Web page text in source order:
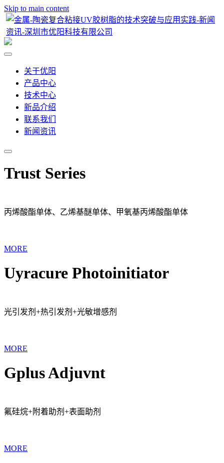
Skip to main content
关于优阳
产品中心
技术中心
新品介绍
联系我们
新闻资讯
Trust Series
丙烯酸酯单体、乙烯基醚单体、甲氧基丙烯酸酯单体
MORE
Uyracure Photoinitiator
光引发剂+热引发剂+光敏增感剂
MORE
Gplus Adjuvnt
氟硅烷+附着助剂+表面助剂
MORE